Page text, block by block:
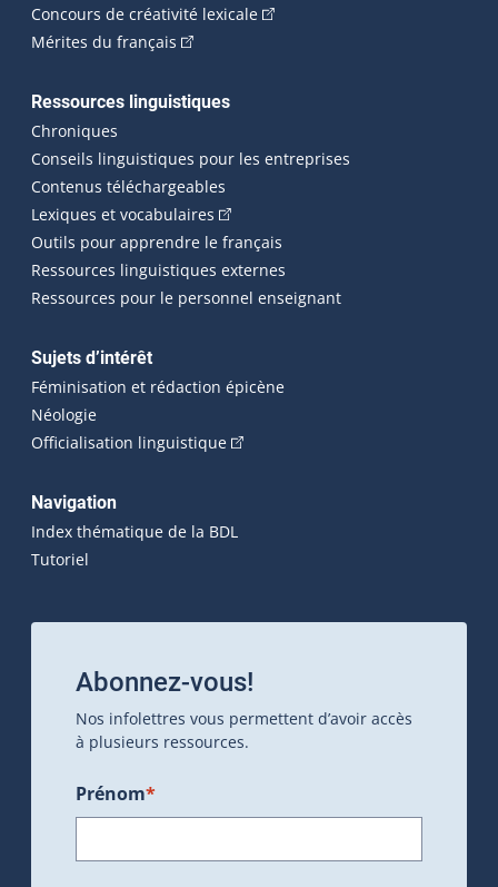
Concours de créativité lexicale(Cet hyperlien externe
Mérites du français (Cet hyperlien externe s'ouvrira dans une
Ressources linguistiques
Chroniques
Conseils linguistiques pour les entreprises
Contenus téléchargeables
Lexiques et vocabulaires (Cet hyperlien externe s'ouvrira
Outils pour apprendre le français
Ressources linguistiques externes
Ressources pour le personnel enseignant
Sujets d’intérêt
Féminisation et rédaction épicène
Néologie
Officialisation linguistique(Cet hyperlien externe s'ouvrira
Navigation
Index thématique de la BDL
Tutoriel
Abonnez-vous!
Nos infolettres vous permettent d’avoir accès
à plusieurs ressources.
Prénom*